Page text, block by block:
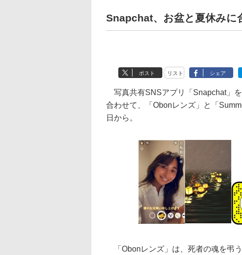
Snapchat、お盆と夏休みに
ポスト リスト シェア
写真共有SNSアプリ「Snapchat」
合わせて、「Obonレンズ」と「
日から。
「Obonレンズ」は、死者の魂を弔